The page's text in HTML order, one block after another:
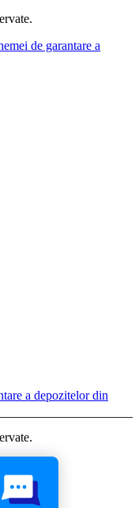
de garantare a
a depozitelor din